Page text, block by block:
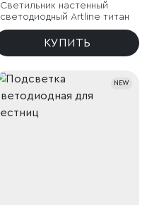
Светильник настенный
светодиодный Artline титан
КУПИТЬ
NEW